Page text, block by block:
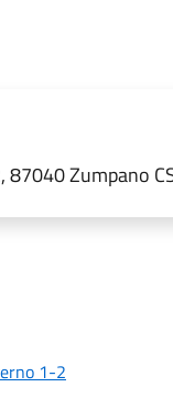
87040 Zumpano
1-2